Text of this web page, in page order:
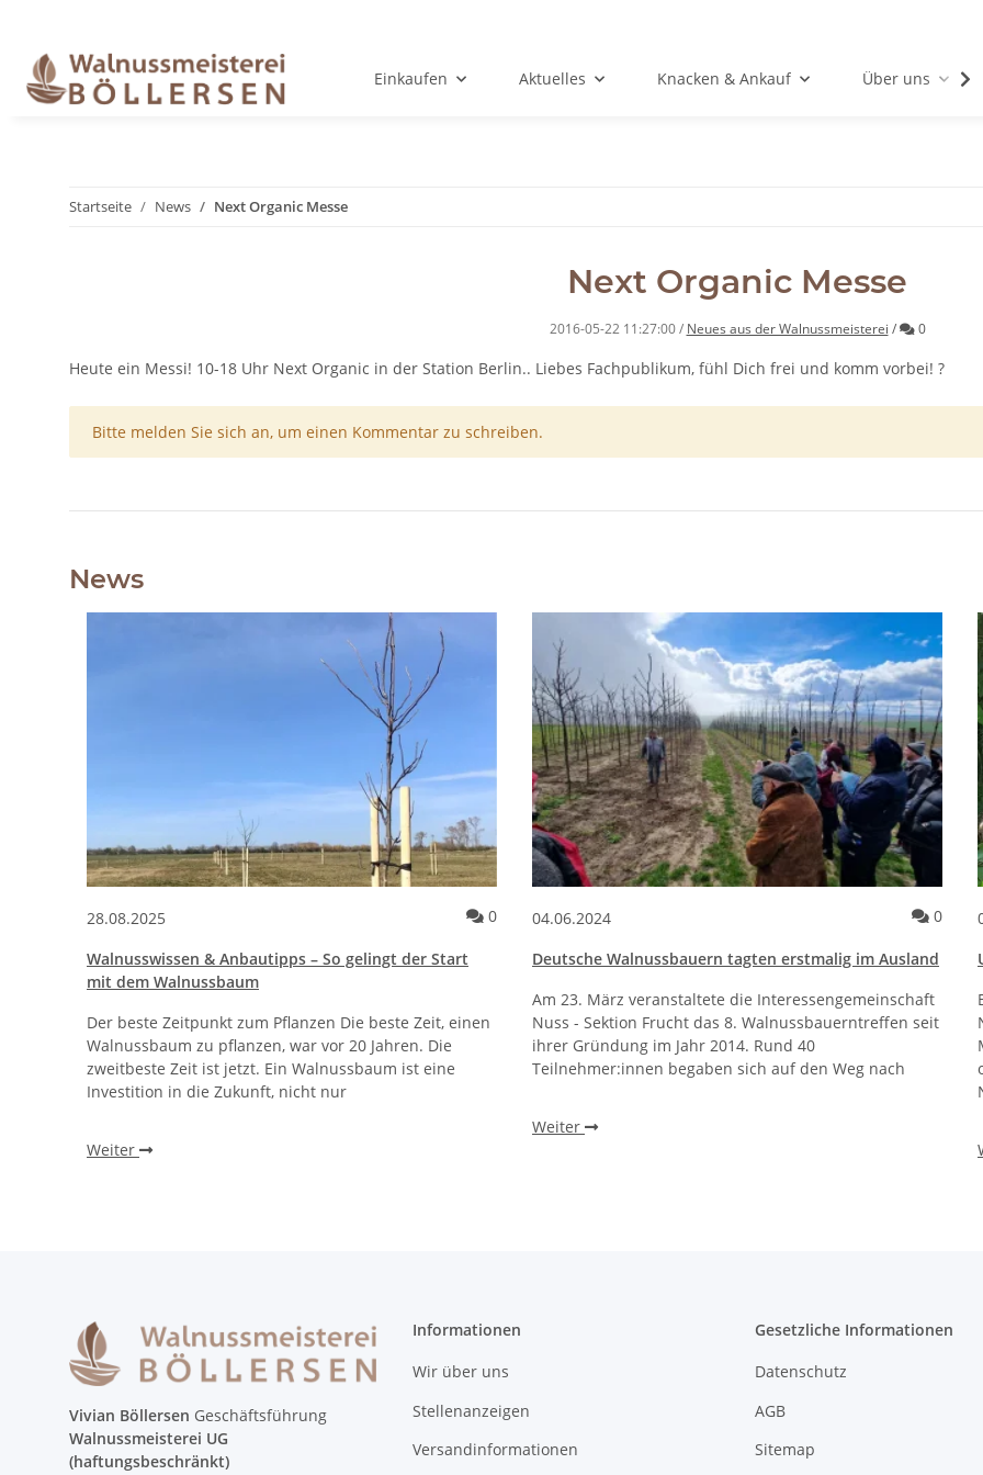
Einkaufen Aktuelles Knacken & Ankauf Über uns
Startseite News Next Organic Messe
Next Organic Messe
2016-05-22 11:27:00 / Neues aus der Walnussmeisterei / 0
Heute ein Messi! 10-18 Uhr Next Organic in der Station Berlin.. Liebes Fachpublikum, fühl Dich frei und komm vorbei! ?
x
Bitte melden Sie sich an, um einen Kommentar zu schreiben.
News
28.08.2025 0Kommentare zum Artikel Walnusswissen & Anbautipps – So
Walnusswissen & Anbautipps – So gelingt der Start
mit dem Walnussbaum
Der beste Zeitpunkt zum Pflanzen Die beste Zeit, einen
Walnussbaum zu pflanzen, war vor 20 Jahren. Die
zweitbeste Zeit ist jetzt. Ein Walnussbaum ist eine
Investition in die Zukunft, nicht nur
Weiter
04.06.2024 0
Deutsche Walnussbauern tagten erstmalig im Ausland
Am 23. März veranstaltete die Interessengemeinschaft
Nuss - Sektion Frucht das 8. Walnussbauerntreffen seit
ihrer Gründung im Jahr 2014. Rund 40
Teilnehmer:innen begaben sich auf den Weg nach
Weiter
Vivian Böllersen Geschäftsführung
Walnussmeisterei UG
(haftungsbeschränkt)
Informationen
Wir über uns
Stellenanzeigen
Versandinformationen
Gesetzliche Informationen
Datenschutz
AGB
Sitemap